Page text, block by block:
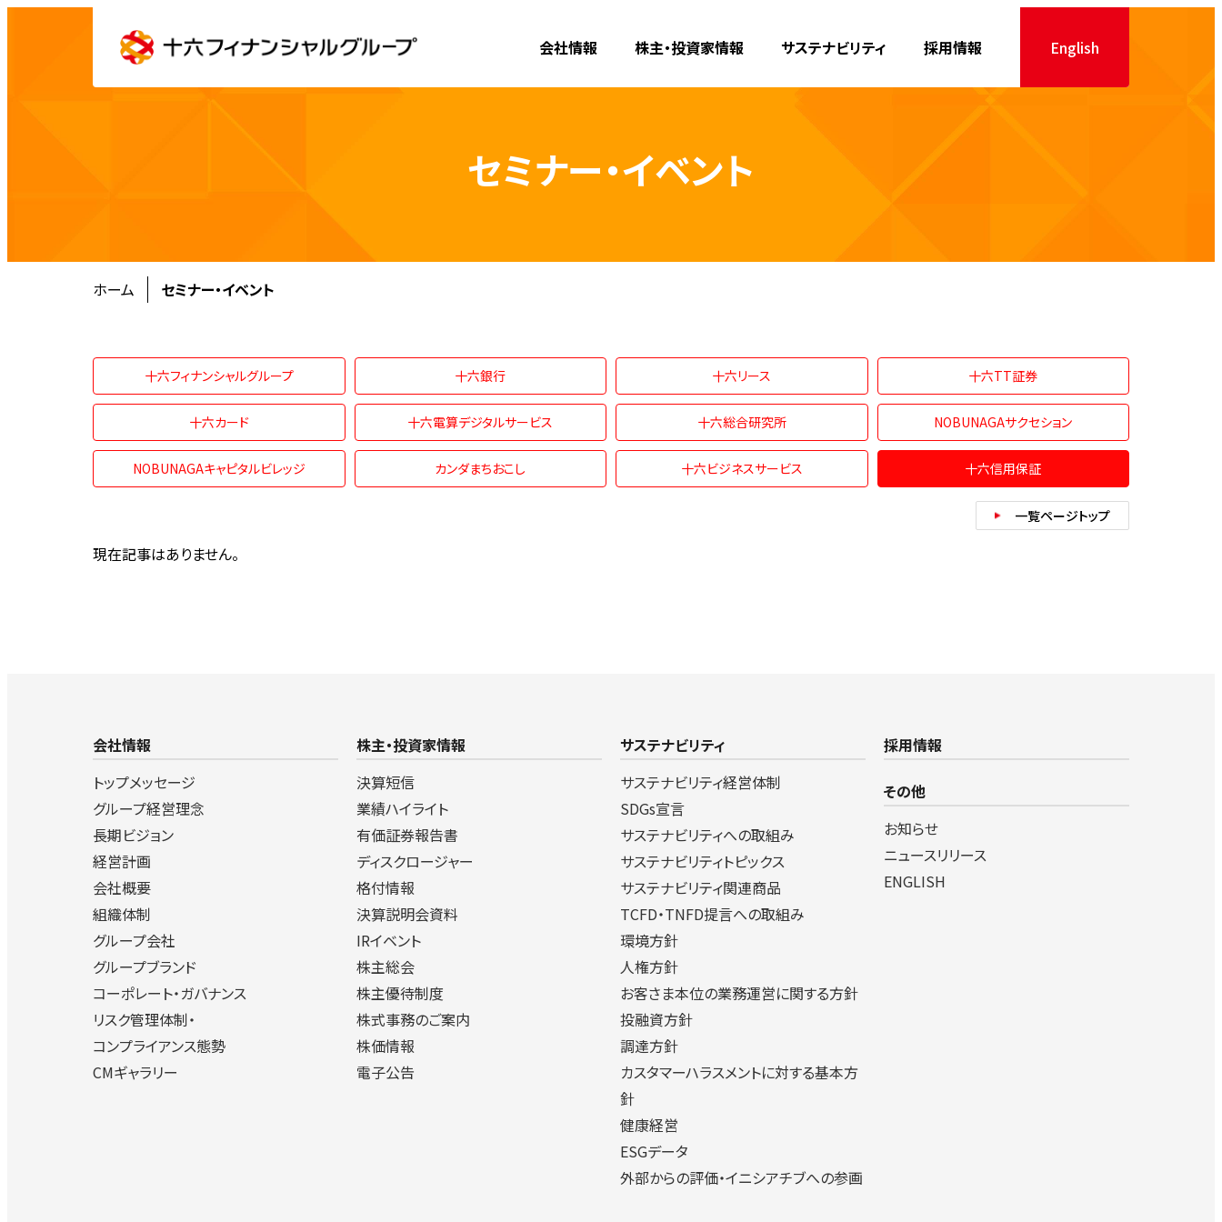
会社情報 株主・投資家情報 サステナビリティ 採用情報 English
セミナー・イベント
ホーム セミナー・イベント
十六フィナンシャルグループ 十六銀行 十六リース 十六TT証券
十六カード 十六電算デジタルサービス 十六総合研究所 NOBUNAGAサクセション
NOBUNAGAキャピタルビレッジ カンダまちおこし 十六ビジネスサービス 十六信用保証
一覧ページトップ
現在記事はありません。
会社情報
トップメッセージ
グループ経営理念
長期ビジョン
経営計画
会社概要
組織体制
グループ会社
グループブランド
コーポレート・ガバナンス
リスク管理体制・
コンプライアンス態勢
CMギャラリー
株主・投資家情報
決算短信
業績ハイライト
有価証券報告書
ディスクロージャー
格付情報
決算説明会資料
IRイベント
株主総会
株主優待制度
株式事務のご案内
株価情報
電子公告
サステナビリティ
サステナビリティ経営体制
SDGs宣言
サステナビリティへの取組み
サステナビリティトピックス
サステナビリティ関連商品
TCFD・TNFD提言への取組み
環境方針
人権方針
お客さま本位の業務運営に関する方針
投融資方針
調達方針
カスタマーハラスメントに対する基本方
針
健康経営
ESGデータ
外部からの評価・イニシアチブへの参画
採用情報
その他
お知らせ
ニュースリリース
ENGLISH